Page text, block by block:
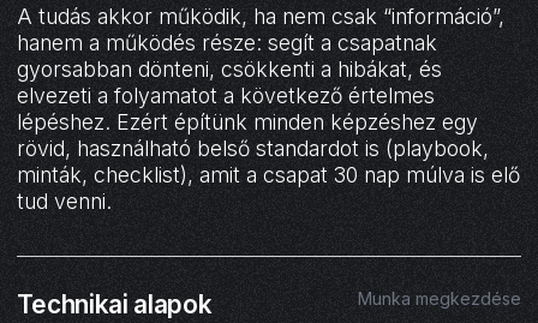
A tudás akkor működik, ha nem csak “információ”,
hanem a működés része: segít a csapatnak
gyorsabban dönteni, csökkenti a hibákat, és
elvezeti a folyamatot a következő értelmes
lépéshez. Ezért építünk minden képzéshez egy
rövid, használható belső standardot is (playbook,
minták, checklist), amit a csapat 30 nap múlva is elő
tud venni.
Technikai alapok Munka megkezdése